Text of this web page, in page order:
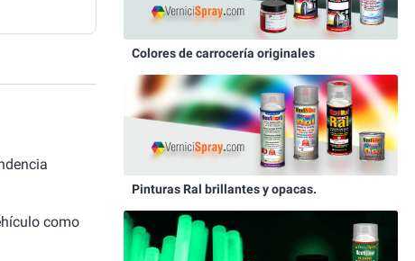
como
Colores de carrocería originales
Pinturas Ral brillantes y opacas.